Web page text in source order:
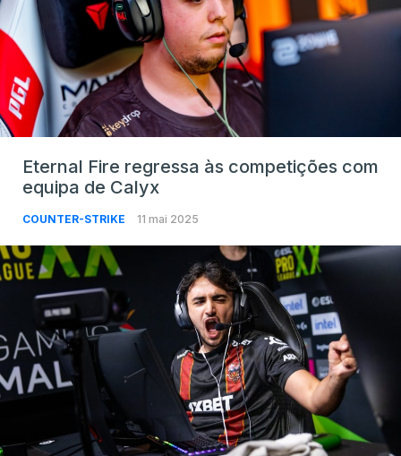
Eternal Fire regressa às competições com
equipa de Calyx
COUNTER-STRIKE 11 mai 2025